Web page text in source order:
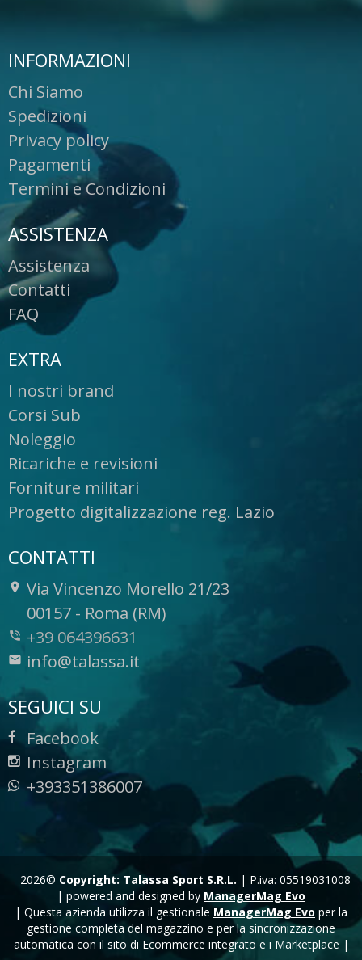
INFORMAZIONI
Chi Siamo
Spedizioni
Privacy policy
Pagamenti
Termini e Condizioni
ASSISTENZA
Assistenza
Contatti
FAQ
EXTRA
I nostri brand
Corsi Sub
Noleggio
Ricariche e revisioni
Forniture militari
Progetto digitalizzazione reg. Lazio
CONTATTI
Via Vincenzo Morello 21/23
-
00157 - Roma (RM)
+39 064396631
info@talassa.it
SEGUICI SU
Facebook
Instagram
+393351386007
2026© Copyright: Talassa Sport S.R.L. | P.iva: 05519031008
| powered and designed by ManagerMag Evo
| Questa azienda utilizza il gestionale ManagerMag Evo per la
gestione completa del magazzino e per la sincronizzazione
automatica con il sito di Ecommerce integrato e i Marketplace |